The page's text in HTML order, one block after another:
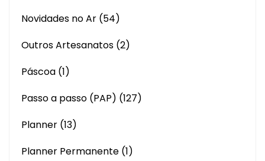
Novidades no Ar (54)
Outros Artesanatos (2)
Páscoa (1)
Passo a passo (PAP) (127)
Planner (13)
Planner Permanente (1)